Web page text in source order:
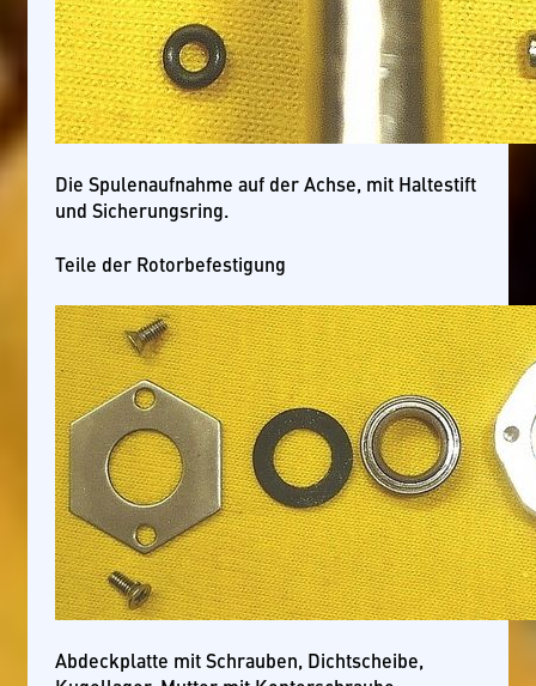
Die Spulenaufnahme auf der Achse, mit Haltestift
und Sicherungsring.
Teile der Rotorbefestigung
Abdeckplatte mit Schrauben, Dichtscheibe,